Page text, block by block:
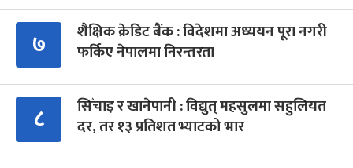
७
शैक्षिक क्रेडिट बैंक : विदेशमा अध्ययन पूरा नगरी
फर्किए नेपालमा निरन्तरता
८
सिँचाइ र खानेपानी : विद्युत् महसुलमा सहुलियत
दर, तर १३ प्रतिशत भ्याटको भार